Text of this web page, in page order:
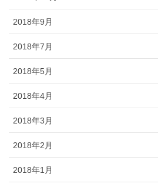
2018年9月
2018年7月
2018年5月
2018年4月
2018年3月
2018年2月
2018年1月